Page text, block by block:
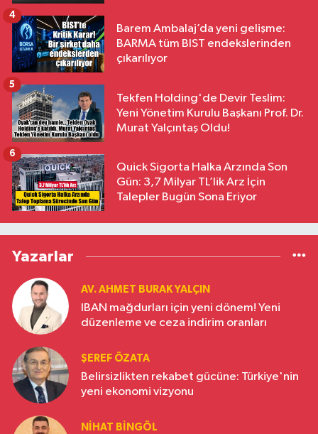
Barem Ambalaj’da yeni gelişme:
BARMA tüm BIST endekslerinden
çıkarılıyor
4
Tekfen Holding'de Devir Teslim:
Yeni Yönetim Kurulu Başkanı Prof. Dr.
Murat Yalçıntaş Oldu!
5
Quick Sigorta Halka Arzında Son
Gün: 3,7 Milyar TL’lik Arz İçin
Talepler Bugün Sona Eriyor
6
Yazarlar
AV. AHMET BURAK YALÇIN
IBAN mağdurları için yeni dönem! Yeni
düzenleme ve ceza indirim oranları
ŞEREF ÖZATA
Belirsizlikten rekabet gücüne: Türkiye'nin
yeni ekonomi vizyonu
NIHAT BINGÖL